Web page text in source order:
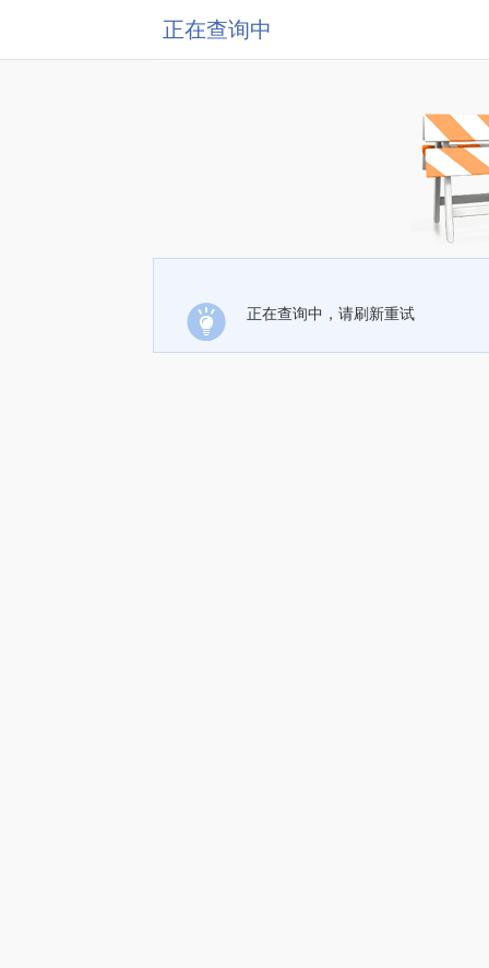
正在查询中
正在查询中，请刷新重试